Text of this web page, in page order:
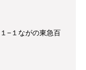
−１ながの東急百